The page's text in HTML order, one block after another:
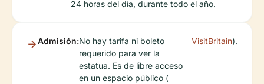
24 horas del día, durante todo el año.
Admisión:No hay tarifa ni boleto
requerido para ver la
estatua. Es de libre acceso
en un espacio público (
VisitBritain).